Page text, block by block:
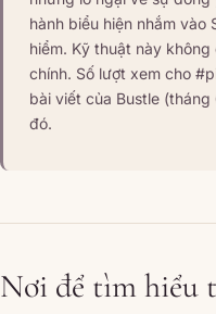
hành biểu hiện nhắm vào
hiểm. Kỹ thuật này
chính. Số lượt xem cho
bài viết của Bustle
đó.
Nơi để tìm hiểu